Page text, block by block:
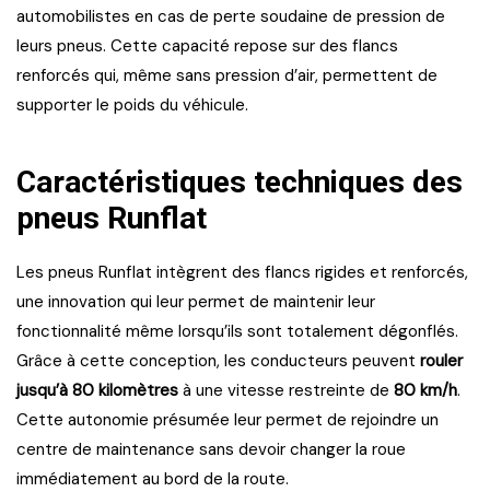
automobilistes en cas de perte soudaine de pression de
leurs pneus. Cette capacité repose sur des flancs
renforcés qui, même sans pression d’air, permettent de
supporter le poids du véhicule.
Caractéristiques techniques des
pneus Runflat
Les pneus Runflat intègrent des flancs rigides et renforcés,
une innovation qui leur permet de maintenir leur
fonctionnalité même lorsqu’ils sont totalement dégonflés.
Grâce à cette conception, les conducteurs peuvent rouler
jusqu’à 80 kilomètres à une vitesse restreinte de 80 km/h.
Cette autonomie présumée leur permet de rejoindre un
centre de maintenance sans devoir changer la roue
immédiatement au bord de la route.